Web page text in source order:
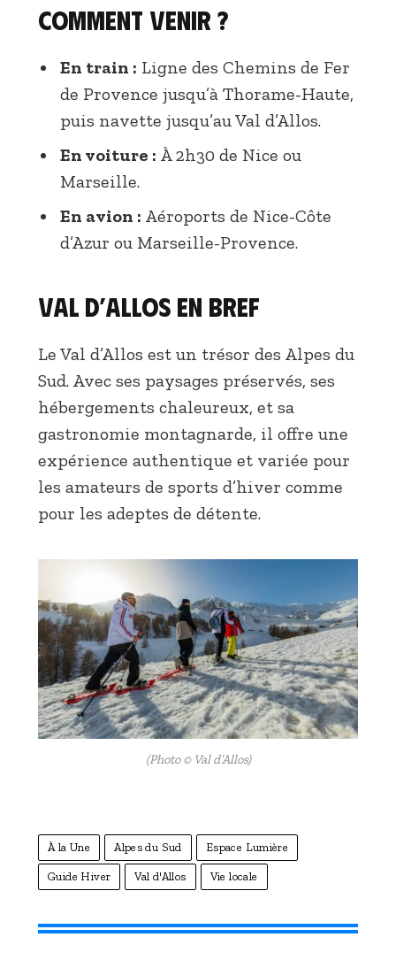
Comment venir ?
En train : Ligne des Chemins de Fer
de Provence jusqu’à Thorame-Haute,
puis navette jusqu’au Val d’Allos.
En voiture : À 2h30 de Nice ou
Marseille.
En avion : Aéroports de Nice-Côte
d’Azur ou Marseille-Provence.
Val d’Allos en bref
Le Val d’Allos est un trésor des Alpes du
Sud. Avec ses paysages préservés, ses
hébergements chaleureux, et sa
gastronomie montagnarde, il offre une
expérience authentique et variée pour
les amateurs de sports d’hiver comme
pour les adeptes de détente.
(Photo © Val d’Allos)
À la Une Alpes du Sud Espace Lumière
Guide Hiver Val d'Allos Vie locale